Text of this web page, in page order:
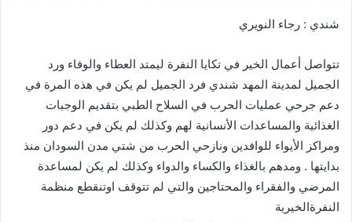
ي
ا
شندي : رجاء النويري
تتواصل أعمال الخير في تكايا النفرة ليمتد العطاء والوفاء ورد
الجميل لمدينة المهد شندي فرد الجميل لم يكن في هذه المرة في
دعم جرحي عمليات الحرب في السلاح الطبي بتقديم الوجبات
الغذائية والمساعدات الأنسانية لهم وكذلك لم يكن في دعم دور
ومراكز الأيواء للوافدين ونازحي الحرب من شتي مدن السودان منذ
بدايتها . ومدهم بالغذاء والكساء والدواء وكذلك لم يكن لمساعدة
المرضي والفقراء والمحتاجين والتي لم تتوقف اوتنقطع منظمة
النفرةالخيرية